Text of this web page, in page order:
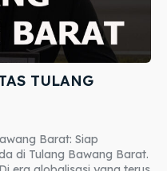
TULANG
Barat: Siap
di Tulang Bawang Barat.